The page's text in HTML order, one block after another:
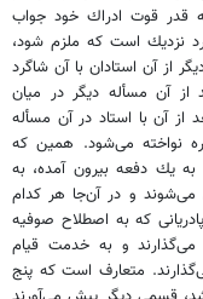
قدر قوت ادراك خود جواب
نزديك است كه ملزم شود،
از آن استادان با آن شاگرد
آن مسأله ديگر در ميان
از آن با استاد در آن مسأله
نواخته مى‌شود. همين كه
يك دفعه بيرون آمده، به
مى‌شوند و در آن‌جا هر كدام
كه به اصطلاح صوفيه
مى‌گذارند و به خدمت قيام
متعارف است كه پنج